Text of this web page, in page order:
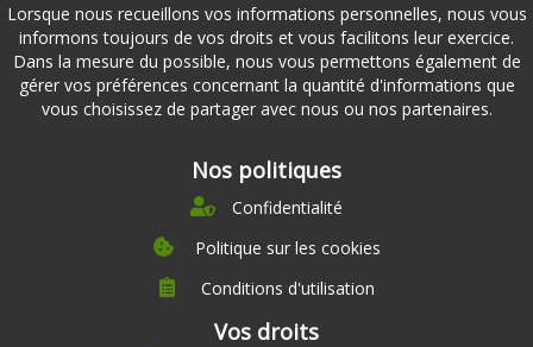
Lorsque nous recueillons vos informations personnelles, nous vous
informons toujours de vos droits et vous facilitons leur exercice.
Dans la mesure du possible, nous vous permettons également de
gérer vos préférences concernant la quantité d'informations que
vous choisissez de partager avec nous ou nos partenaires.
Nos politiques
Confidentialité
Politique sur les cookies
Conditions d'utilisation
Vos droits
À propos